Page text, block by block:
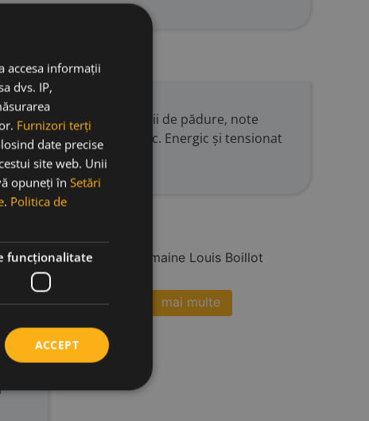
minunat de fructe roșii de pădure, note
și un final magnific. Energic și tensionat
mai multe
accesa informații
dvs. IP,
Furnizori terți
date precise
site web. Unii
opuneți în Setări
. Politica de
funcţionalitate
ACCEPT